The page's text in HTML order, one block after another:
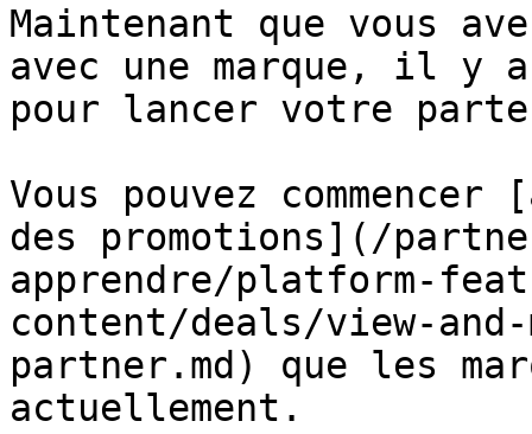
Maintenant que vous
avec une marque, il y
pour lancer votre
Vous pouvez
des promotions](/
apprendre/platform-
content/deals/view-and-
partner.md) que les
actuellement.